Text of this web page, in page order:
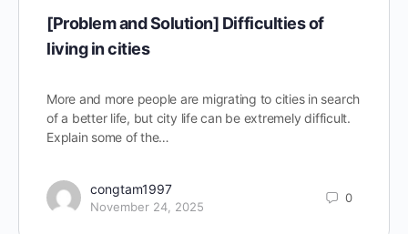
[Problem and Solution] Difficulties of
living in cities
More and more people are migrating to cities in search
of a better life, but city life can be extremely difficult.
Explain some of the…
congtam1997
November 24, 2025
0